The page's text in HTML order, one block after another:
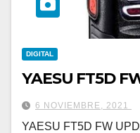
DIGITAL
YAESU FT5D
6 NOVIEMBRE, 2021
YAESU FT5D FW